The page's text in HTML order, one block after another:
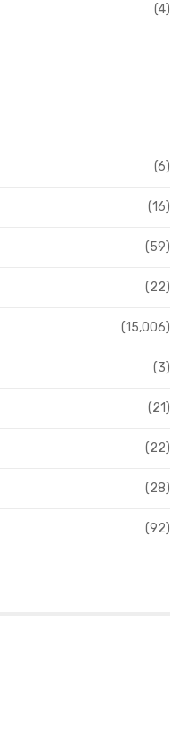
(4)
(6)
(16)
(59)
(22)
(15,006)
(3)
(21)
(22)
(28)
(92)